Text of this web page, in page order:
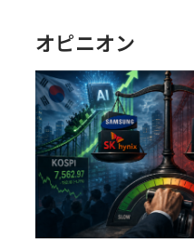
オピニオン